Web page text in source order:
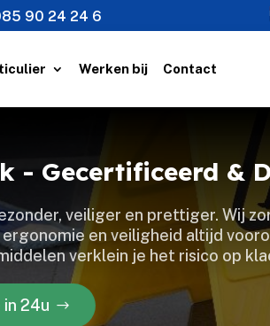
90 24 24 6
Werken bij Contact
- Gecertificeerd &
veiliger en prettiger.​ Wij
en veiligheid altijd
verklein je het risico op
24u